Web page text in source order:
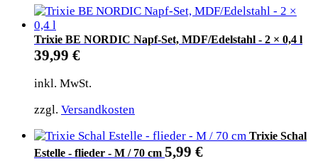
Trixie BE NORDIC Napf-Set, MDF/Edelstahl - 2 × 0,4 l
39,99 €
inkl. MwSt.
zzgl. Versandkosten
Trixie Schal
Estelle - flieder - M / 70 cm 5,99 €